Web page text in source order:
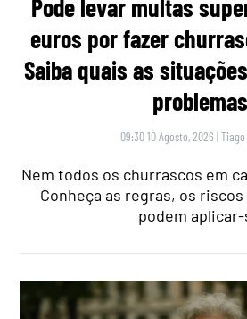
Pode levar multas
euros por fazer
Saiba quais as
problemas
09:30 10 Agosto, 2026 |
Nem todos os churrascos em
Conheça as regras, os
podem